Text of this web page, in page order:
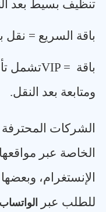
تنظيف بسيط بعد
باقة السريع = نقل
باقة VIP =تشمل
ومتابعة بعد النقل.
الشركات
الخاصة عبر
الإنستغرام،
للطلب عبر